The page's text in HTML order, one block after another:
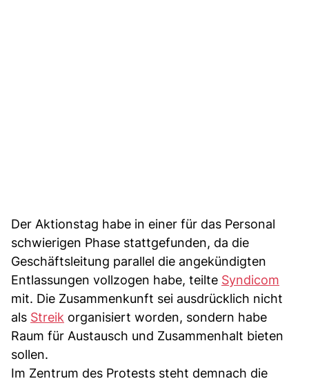
Der Aktionstag habe in einer für das Personal
schwierigen Phase stattgefunden, da die
Geschäftsleitung parallel die angekündigten
Entlassungen vollzogen habe, teilte Syndicom
mit. Die Zusammenkunft sei ausdrücklich nicht
als Streik organisiert worden, sondern habe
Raum für Austausch und Zusammenhalt bieten
sollen.
Im Zentrum des Protests steht demnach die